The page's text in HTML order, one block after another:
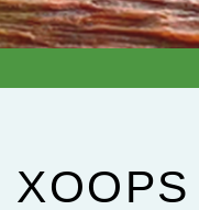
XOOPS